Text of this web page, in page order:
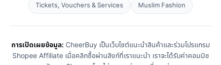
Tickets, Vouchers & Services
Muslim Fashion
การเปิดเผยข้อมูล:CheerBuy เป็นเว็บไซต์แนะนำสินค้าและร่วมโปรแกรม
Shopee Affiliate เมื่อคลิกซื้อผ่านลิงก์ที่เราแนะนำ เราจะได้รับค่าคอมมิช